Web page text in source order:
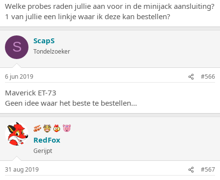
Welke probes raden jullie aan voor in de minijack aansluiting?
1 van jullie een linkje waar ik deze kan bestellen?
S ScapS
Tondelzoeker
6 jun 2019 #566
Maverick ET-73
Geen idee waar het beste te bestellen...
RedFox
Gerijpt
31 aug 2019 #567